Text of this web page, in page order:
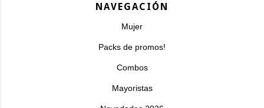
NAVEGACIÓN
Mujer
Packs de promos!
Combos
Mayoristas